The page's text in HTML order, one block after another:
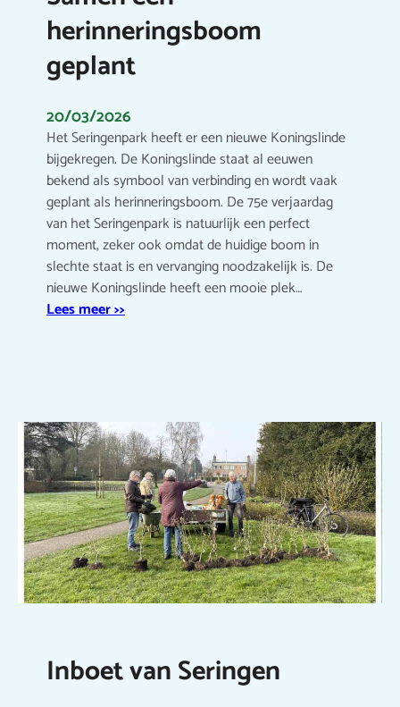
herinneringsboom
geplant
20/03/2026
Het Seringenpark heeft er een nieuwe Koningslinde
bijgekregen. De Koningslinde staat al eeuwen
bekend als symbool van verbinding en wordt vaak
geplant als herinneringsboom. De 75e verjaardag
van het Seringenpark is natuurlijk een perfect
moment, zeker ook omdat de huidige boom in
slechte staat is en vervanging noodzakelijk is. De
nieuwe Koningslinde heeft een mooie plek…
Lees meer >>
Inboet van Seringen